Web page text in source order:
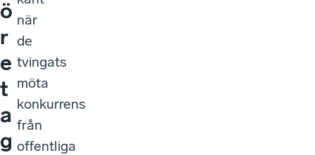
ö
r
e
t
a
g
när
de
tvingats
möta
konkurrens
från
offentliga